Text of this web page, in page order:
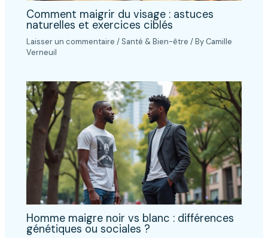
Comment maigrir du visage : astuces
naturelles et exercices ciblés
Laisser un commentaire / Santé & Bien-être / By Camille
Verneuil
Homme maigre noir vs blanc : différences
génétiques ou sociales ?